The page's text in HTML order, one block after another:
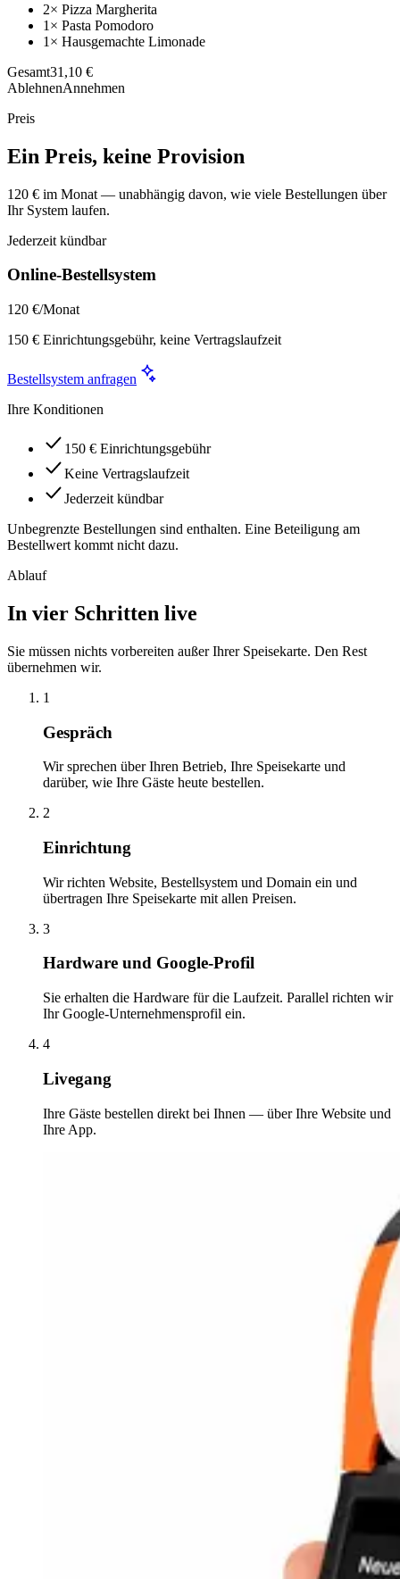
2× Pizza Margherita
1× Pasta Pomodoro
1× Hausgemachte Limonade
Gesamt31,10 €
AblehnenAnnehmen
Preis
Ein Preis, keine Provision
120 € im Monat — unabhängig davon, wie viele Bestellungen über
Ihr System laufen.
Jederzeit kündbar
Online-Bestellsystem
120 €/Monat
150 € Einrichtungsgebühr, keine Vertragslaufzeit
Bestellsystem anfragen
Ihre Konditionen
150 € Einrichtungsgebühr
Keine Vertragslaufzeit
Jederzeit kündbar
Unbegrenzte Bestellungen sind enthalten. Eine Beteiligung am
Bestellwert kommt nicht dazu.
Ablauf
In vier Schritten live
Sie müssen nichts vorbereiten außer Ihrer Speisekarte. Den Rest
übernehmen wir.
1
Gespräch
Wir sprechen über Ihren Betrieb, Ihre Speisekarte und
darüber, wie Ihre Gäste heute bestellen.
2
Einrichtung
Wir richten Website, Bestellsystem und Domain ein und
übertragen Ihre Speisekarte mit allen Preisen.
3
Hardware und Google-Profil
Sie erhalten die Hardware für die Laufzeit. Parallel richten wir
Ihr Google-Unternehmensprofil ein.
4
Livegang
Ihre Gäste bestellen direkt bei Ihnen — über Ihre Website und
Ihre App.